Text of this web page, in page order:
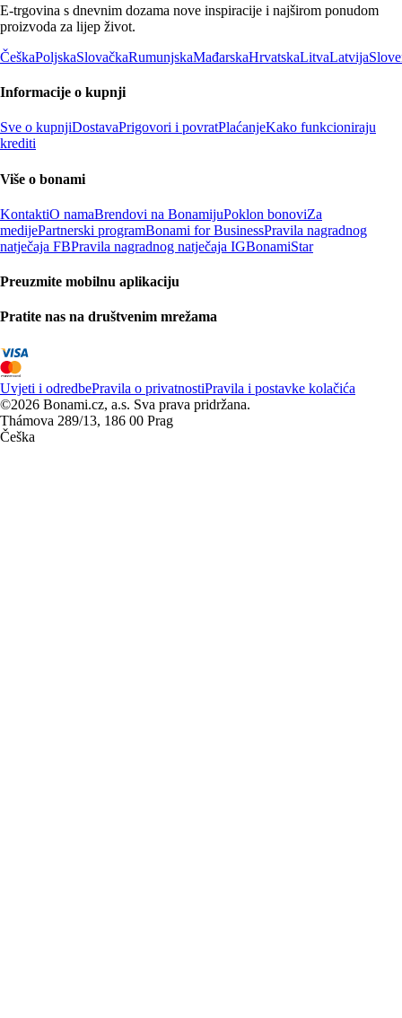
E-trgovina s dnevnim dozama nove inspiracije i najširom ponudom
proizvoda za lijep život.
ČeškaPoljskaSlovačkaRumunjskaMađarskaHrvatskaLitvaLatvija
Informacije o kupnji
Sve o kupnjiDostavaPrigovori i povratPlaćanjeKako funkcioniraju
krediti
Više o bonami
KontaktiO namaBrendovi na BonamijuPoklon bonoviZa
medijePartnerski programBonami for BusinessPravila nagradnog
natječaja FBPravila nagradnog natječaja IGBonamiStar
Preuzmite mobilnu aplikaciju
Pratite nas na društvenim mrežama
Uvjeti i odredbePravila o privatnostiPravila i postavke kolačića
©2026 Bonami.cz, a.s. Sva prava pridržana.
Thámova 289/13, 186 00 Prag
Češka